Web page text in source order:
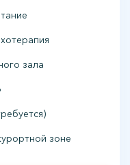
зала
зоне